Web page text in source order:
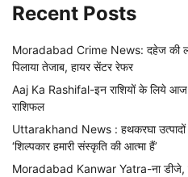
Recent Posts
Moradabad Crime News: दहेज की
पिलाया तेजाब, हायर सेंटर रेफर
Aaj Ka Rashifal-इन राशियों के लिये
राशिफल
Uttarakhand News : हथकरघा उत्पादों
‘शिल्पकार हमारी संस्कृति की आत्मा हैं’
Moradabad Kanwar Yatra-ना डीजे,